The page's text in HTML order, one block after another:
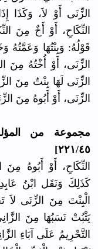
الزِّنَى أَوْ لاَ،
النِّكَاحِ، أَوْ أَخٌ مِنَ
قَوْلُهُ: وَبِنْتُهَا وَعَمَّتُهُ
الزِّنَى، أَوْ أُخْتُهُ مِنَ
الزِّنَى لَهَا بِنْتٌ مِنَ
الزِّنَى، أَوْ أَبُوهُ مِنَ
مجموعة من
٢٢١/٤٥]
النِّكَاحِ، أَوْ أَبُوهُ
كَذَلِكَ وَنَقَل ابْنُ
الْبِنْتَ مِنَ الزِّنَى لاَ
يَثْبُتْ نَسَبُهَا مِنَ
التَّحْرِيمُ عَلَى آبَاءِ